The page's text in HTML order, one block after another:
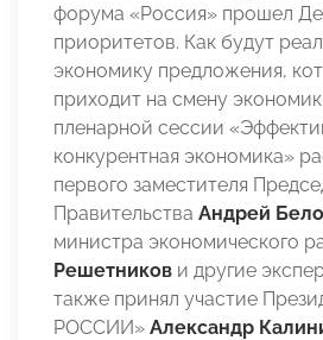
форума «Россия» прошел
приоритетов. Как будут
экономику предложения,
приходит на смену
пленарной сессии
конкурентная экономика»
первого заместителя
Правительства Андрей
министра экономического
Решетников и другие
также принял участие
РОССИИ» Александр